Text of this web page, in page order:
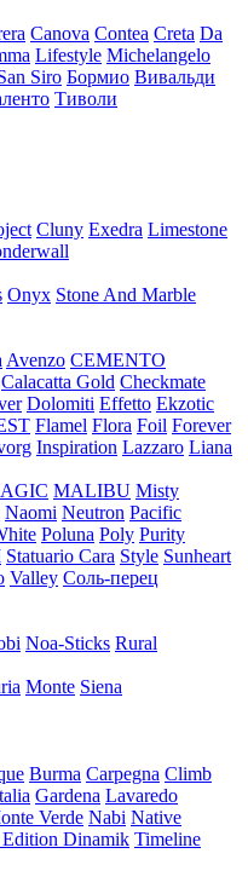
Canova Contea Creta Da
Lifestyle Michelangelo
Siro Бормио Вивальди
Тиволи
Cluny Exedra Limestone
Onyx Stone And Marble
Avenzo CEMENTO
Calacatta Gold Checkmate
Dolomiti Effetto Ekzotic
Flamel Flora Foil Forever
Inspiration Lazzaro Liana
MALIBU Misty
Naomi Neutron Pacific
Poluna Poly Purity
Statuario Cara Style Sunheart
Valley Соль-перец
Noa-Sticks Rural
Monte Siena
Burma Carpegna Climb
Gardena Lavaredo
Verde Nabi Native
Edition Dinamik Timeline